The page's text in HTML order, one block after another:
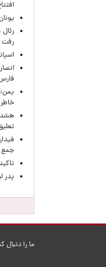
رفت
جمع
پدر
ما را دنبال